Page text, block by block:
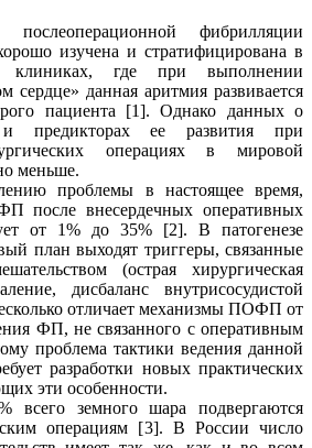
фибрилляции
изучена и стратифицирована в
клиниках, где при выполнении
сердце» данная аритмия развивается
пациента [1]. Однако данных о
и предикторах ее развития при
операциях в мировой
меньше.
проблемы в настоящее время,
после внесердечных оперативных
от 1% до 35% [2]. В патогенезе
план выходят триггеры, связанные
(острая хирургическая
дисбаланс внутрисосудистой
отличает механизмы ПОФП от
ФП, не связанного с оперативным
проблема тактики ведения данной
разработки новых практических
эти особенности.
всего земного шара подвергаются
операциям [3]. В России число